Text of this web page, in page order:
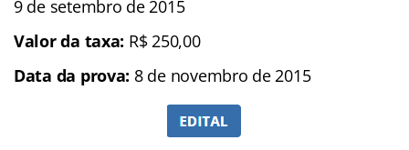
9 de setembro de 2015
Valor da taxa: R$ 250,00
Data da prova: 8 de novembro de 2015